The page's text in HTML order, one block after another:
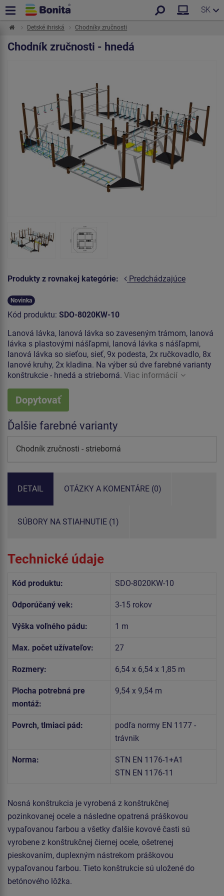
SK
Detské ihriská Chodníky zručnosti
Chodník zručnosti - hnedá
Produkty z rovnakej kategórie: Predchádzajúce
Novinka
Kód produktu: SDO-8020KW-10
Lanová lávka, lanová lávka so zaveseným trámom, lanová
lávka s plastovými nášľapmi, lanová lávka s nášľapmi,
lanová lávka so sieťou, sieť, 9x podesta, 2x ručkovadlo, 8x
lanové kruhy, 2x kladina. Na výber sú dve farebné varianty
konštrukcie - hnedá a strieborná. Viac informácií
Dopytovať
Ďalšie farebné varianty
Chodník zručnosti - strieborná
DETAIL OTÁZKY A KOMENTÁRE (0)
SÚBORY NA STIAHNUTIE (1)
Technické údaje
Kód produktu: SDO-8020KW-10
Odporúčaný vek: 3-15 rokov
Výška voľného pádu: 1 m
Max. počet užívateľov: 27
Rozmery: 6,54 x 6,54 x 1,85 m
Plocha potrebná pre
montáž:
9,54 x 9,54 m
Povrch, tlmiaci pád:
podľa normy EN 1177 -
trávnik
Norma:
STN EN 1176-1+A1
STN EN 1176-11
Nosná konštrukcia je vyrobená z konštrukčnej
pozinkovanej ocele a následne opatrená práškovou
vypaľovanou farbou a všetky ďalšie kovové časti sú
vyrobene z konštrukčnej čiernej ocele, ošetrenej
pieskovaním, duplexným nástrekom práškovou
vypaľovanou farbou. Tieto konštrukcie sú uložené do
betónového lôžka.